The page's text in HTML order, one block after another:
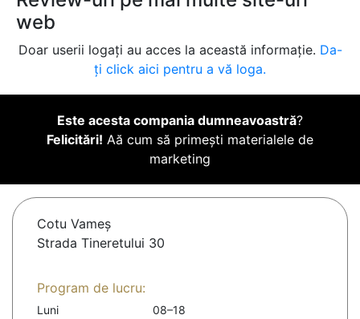
web
Doar userii logați au acces la această informație. Da-
ți click aici pentru a vă loga.
Este acesta compania dumneavoastră?
Felicitări! Aă cum să primești materialele de
marketing
Cotu Vameş
Strada Tineretului 30
Program de lucru:
Luni
08–18